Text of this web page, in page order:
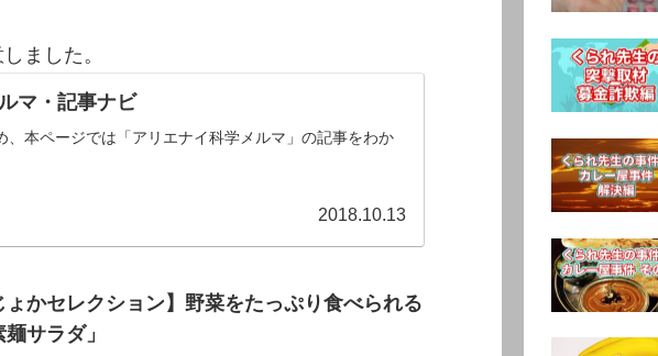
ました。
マ・記事ナビ
、本ページでは「アリエナイ科学メルマ」の記事をわか
2018.10.13
ょかセレクション】野菜をたっぷり食べられる
サラダ」